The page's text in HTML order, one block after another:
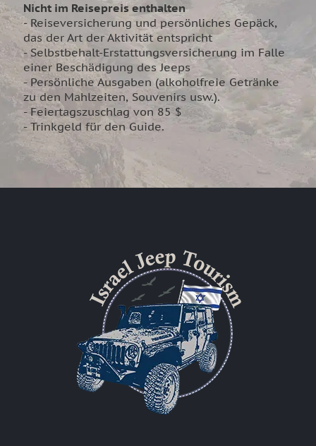
Nicht im Reisepreis enthalten
- Reiseversicherung und persönliches Gepäck,
das der Art der Aktivität entspricht
- Selbstbehalt-Erstattungsversicherung im Falle
einer Beschädigung des Jeeps
- Persönliche Ausgaben (alkoholfreie Getränke
zu den Mahlzeiten, Souvenirs usw.).
- Feiertagszuschlag von 85 $
- Trinkgeld für den Guide.